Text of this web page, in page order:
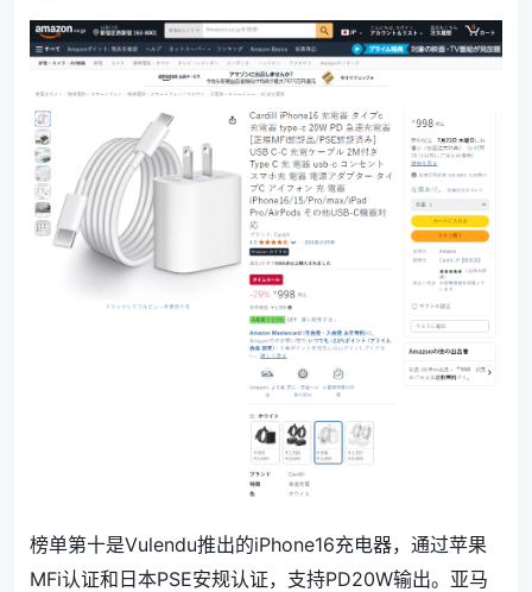
榜单第十是Vulendu推出的iPhone16充电器，通过苹果
MFi认证和日本PSE安规认证，支持PD20W输出。 亚马